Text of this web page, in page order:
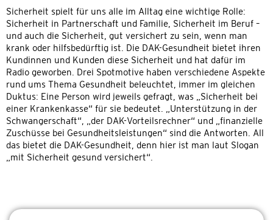
Sicherheit spielt für uns alle im Alltag eine wichtige Rolle:
Sicherheit in Partnerschaft und Familie, Sicherheit im Beruf –
und auch die Sicherheit, gut versichert zu sein, wenn man
krank oder hilfsbedürftig ist. Die DAK-Gesundheit bietet ihren
Kundinnen und Kunden diese Sicherheit und hat dafür im
Radio geworben. Drei Spotmotive haben verschiedene Aspekte
rund ums Thema Gesundheit beleuchtet, immer im gleichen
Duktus: Eine Person wird jeweils gefragt, was „Sicherheit bei
einer Krankenkasse“ für sie bedeutet. „Unterstützung in der
Schwangerschaft“, „der DAK-Vorteilsrechner“ und „finanzielle
Zuschüsse bei Gesundheitsleistungen“ sind die Antworten. All
das bietet die DAK-Gesundheit, denn hier ist man laut Slogan
„mit Sicherheit gesund versichert“.